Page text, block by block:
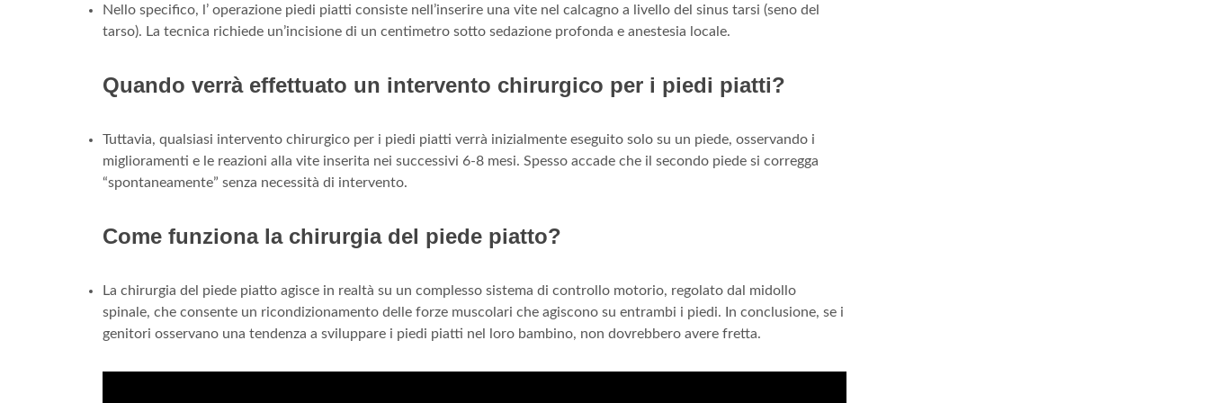
Nello specifico, l’ operazione piedi piatti consiste nell’inserire una vite nel calcagno a livello del sinus tarsi (seno del
tarso). La tecnica richiede un’incisione di un centimetro sotto sedazione profonda e anestesia locale.
Quando verrà effettuato un intervento chirurgico per i piedi piatti?
Tuttavia, qualsiasi intervento chirurgico per i piedi piatti verrà inizialmente eseguito solo su un piede, osservando i
miglioramenti e le reazioni alla vite inserita nei successivi 6-8 mesi. Spesso accade che il secondo piede si corregga
“spontaneamente” senza necessità di intervento.
Come funziona la chirurgia del piede piatto?
La chirurgia del piede piatto agisce in realtà su un complesso sistema di controllo motorio, regolato dal midollo
spinale, che consente un ricondizionamento delle forze muscolari che agiscono su entrambi i piedi. In conclusione, se i
genitori osservano una tendenza a sviluppare i piedi piatti nel loro bambino, non dovrebbero avere fretta.